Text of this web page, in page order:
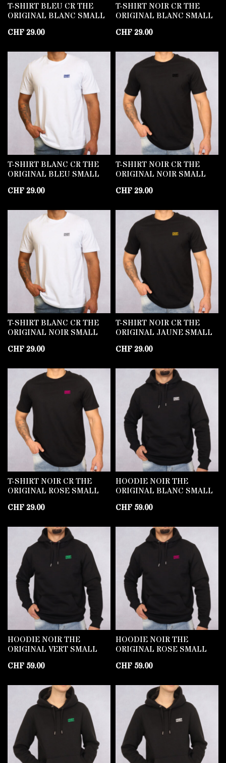
T-SHIRT BLEU CR THE
ORIGINAL BLANC SMALL
CHF29.00
T-SHIRT NOIR CR THE
ORIGINAL BLANC SMALL
CHF29.00
T-SHIRT BLANC CR THE
ORIGINAL BLEU SMALL
CHF29.00
T-SHIRT NOIR CR THE
ORIGINAL NOIR SMALL
CHF29.00
T-SHIRT BLANC CR THE
ORIGINAL NOIR SMALL
CHF29.00
T-SHIRT NOIR CR THE
ORIGINAL JAUNE SMALL
CHF29.00
T-SHIRT NOIR CR THE
ORIGINAL ROSE SMALL
CHF29.00
HOODIE NOIR THE
ORIGINAL BLANC SMALL
CHF 59.00
HOODIE NOIR THE
ORIGINAL VERT SMALL
CHF 59.00
HOODIE NOIR THE
ORIGINAL ROSE SMALL
CHF 59.00